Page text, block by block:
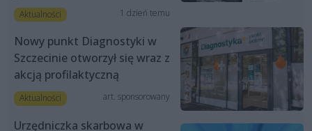
Aktualności 1 dzień temu
Nowy punkt Diagnostyki w
Szczecinie otworzył się wraz z
akcją profilaktyczną
Aktualności art. sponsorowany
Urzędniczka skarbowa w